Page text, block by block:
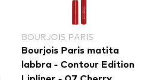
BOURJOIS PARIS
Bourjois Paris matita
labbra - Contour Edition